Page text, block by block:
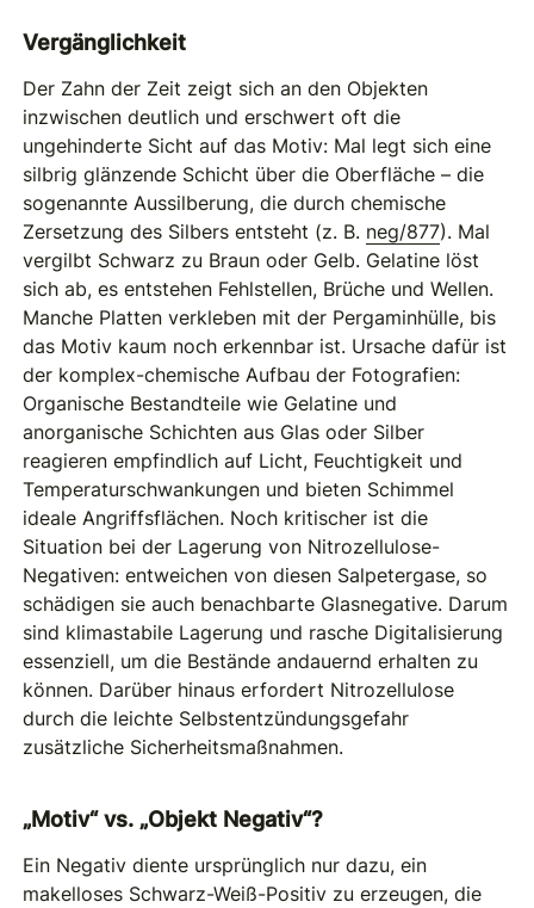
Vergänglichkeit
Der Zahn der Zeit zeigt sich an den Objekten
inzwischen deutlich und erschwert oft die
ungehinderte Sicht auf das Motiv: Mal legt sich eine
silbrig glänzende Schicht über die Oberfläche – die
sogenannte Aussilberung, die durch chemische
Zersetzung des Silbers entsteht (z. B. neg/877). Mal
vergilbt Schwarz zu Braun oder Gelb. Gelatine löst
sich ab, es entstehen Fehlstellen, Brüche und Wellen.
Manche Platten verkleben mit der Pergaminhülle, bis
das Motiv kaum noch erkennbar ist. Ursache dafür ist
der komplex-chemische Aufbau der Fotografien:
Organische Bestandteile wie Gelatine und
anorganische Schichten aus Glas oder Silber
reagieren empfindlich auf Licht, Feuchtigkeit und
Temperaturschwankungen und bieten Schimmel
ideale Angriffsflächen. Noch kritischer ist die
Situation bei der Lagerung von Nitrozellulose-
Negativen: entweichen von diesen Salpetergase, so
schädigen sie auch benachbarte Glasnegative. Darum
sind klimastabile Lagerung und rasche Digitalisierung
essenziell, um die Bestände andauernd erhalten zu
können. Darüber hinaus erfordert Nitrozellulose
durch die leichte Selbstentzündungsgefahr
zusätzliche Sicherheitsmaßnahmen.
„Motiv“ vs. „Objekt Negativ“?
Ein Negativ diente ursprünglich nur dazu, ein
makelloses Schwarz-Weiß-Positiv zu erzeugen, die